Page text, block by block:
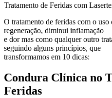
Tratamento de Feridas com
O tratamento de feridas com o uso
regeneração, diminui inflamação
e dor mas como qualquer outro
seguindo alguns princípios, que
transformamos em 10 dicas:
Condura Clínica no
Feridas